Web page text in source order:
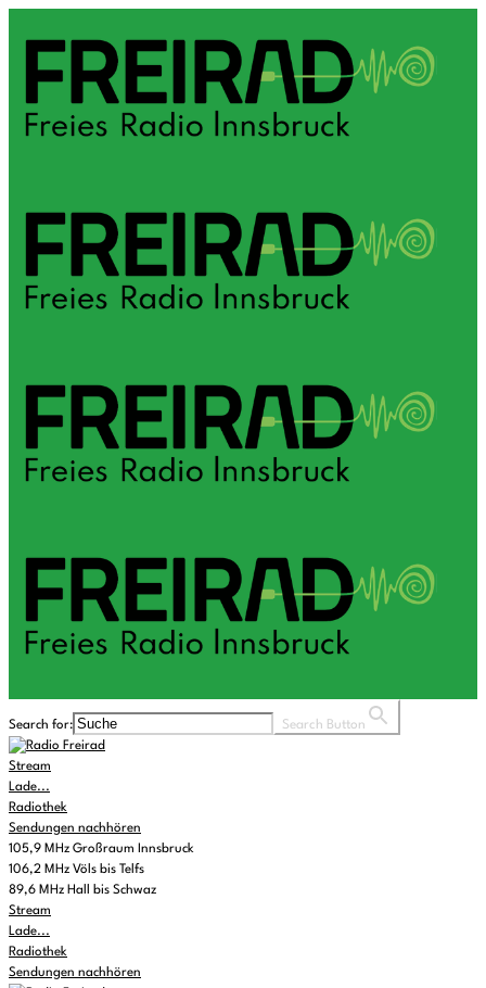
Search for: Search Button
Stream
Lade...
Radiothek
Sendungen nachhören
105,9 MHz Großraum Innsbruck
106,2 MHz Völs bis Telfs
89,6 MHz Hall bis Schwaz
Stream
Lade...
Radiothek
Sendungen nachhören